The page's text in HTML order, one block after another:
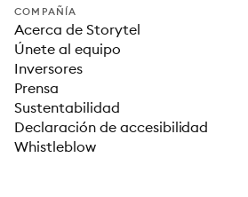
COMPAÑÍA
Acerca de Storytel
Únete al equipo
Inversores
Prensa
Sustentabilidad
Declaración de accesibilidad
Whistleblow